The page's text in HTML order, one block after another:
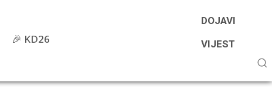
🎉 KD26
DOJAVI
VIJEST